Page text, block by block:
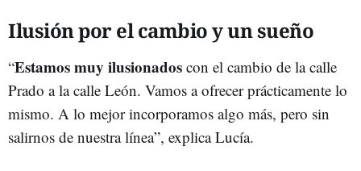
Ilusión por el cambio y un sueño
“Estamos muy ilusionados con el cambio de la calle
Prado a la calle León. Vamos a ofrecer prácticamente lo
mismo. A lo mejor incorporamos algo más, pero sin
salirnos de nuestra línea”, explica Lucía.